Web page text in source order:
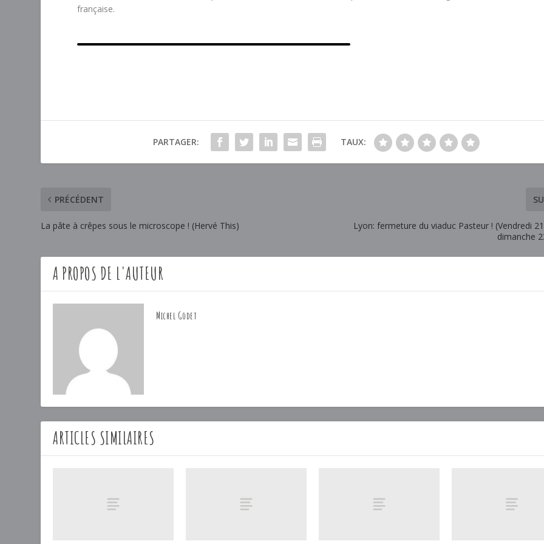
française.
PARTAGER: TAUX:
PRÉCÉDENT
La pâte à crêpes sous le microscope ! (Hervé This)
Lyon: fermeture du viaduc Pasteur ! (Vendredi
dimanche
A PROPOS DE L'AUTEUR
Michel Godet
ARTICLES SIMILAIRES